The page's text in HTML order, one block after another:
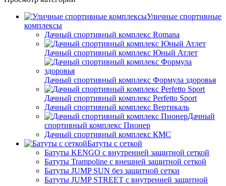
Уличные спортивные
комплексы
Дачный спортивный комплекс Romana
Дачный спортивный комплекс Юный Атлет
Дачный спортивный комплекс Формула здоровья
Дачный спортивный комплекс Perfetto Sport
Дачный спортивный комплекс Вертикаль
Дачный
спортивный комплекс Пионер
Дачный спортивный комплекс КМС
Батуты с сеткой
Батуты KENGO с внутренней защитной сеткой
Батуты Trampoline с внешней защитной сеткой
Батуты JUMP SUN без защитной сетки
Батуты JUMP STREET с внутренней защитной